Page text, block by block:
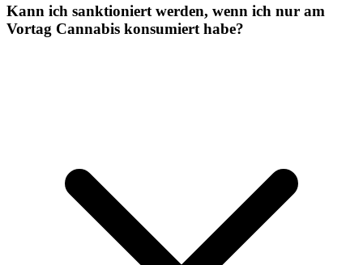
Kann ich sanktioniert werden, wenn ich nur am
Vortag Cannabis konsumiert habe?